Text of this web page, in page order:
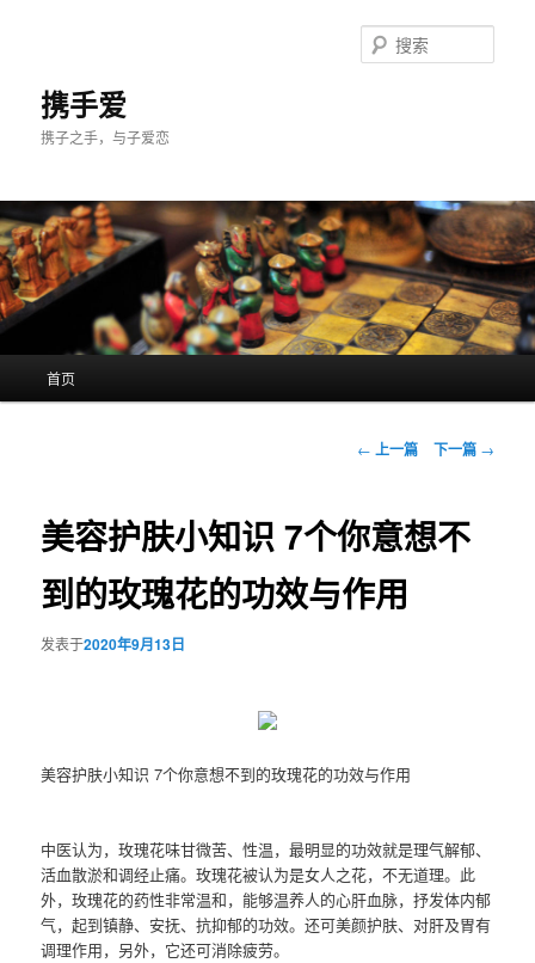
携手爱
携子之手，与子爱恋
索
首页
文
航
← 上一篇 下一篇 →
美容护肤小知识 7个你意想不
到的玫瑰花的功效与作用
发表于2020年9月13日
美容护肤小知识 7个你意想不到的玫瑰花的功效与作用
中医认为，玫瑰花味甘微苦、性温，最明显的功效就是理气解郁、
活血散淤和调经止痛。玫瑰花被认为是女人之花，不无道理。此
外，玫瑰花的药性非常温和，能够温养人的心肝血脉，抒发体内郁
气，起到镇静、安抚、抗抑郁的功效。还可美颜护肤、对肝及胃有
调理作用，另外，它还可消除疲劳。